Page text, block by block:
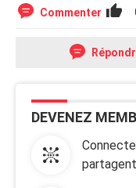
Commenter
DEVENEZ